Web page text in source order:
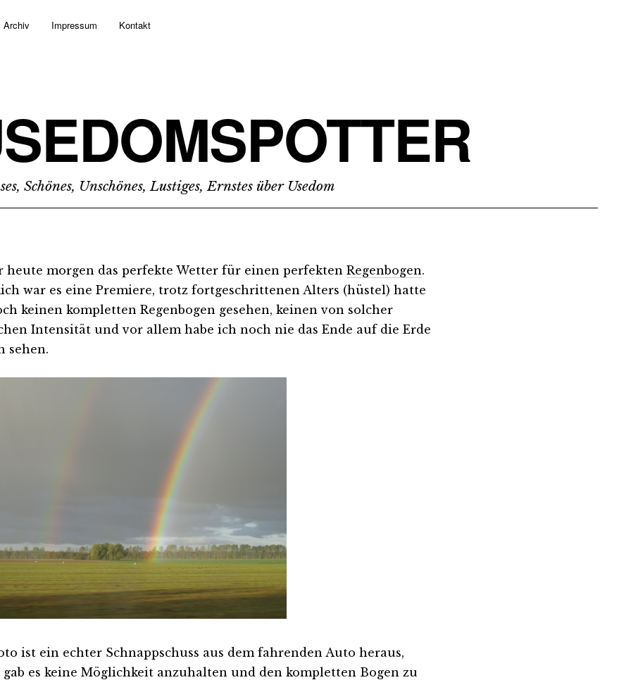
Archiv Impressum Kontakt
Schönes, Unschönes, Lustiges, Ernstes über Usedom
heute morgen das perfekte Wetter für einen perfekten Regenbogen.
war es eine Premiere, trotz fortgeschrittenen Alters (hüstel) hatte
keinen kompletten Regenbogen gesehen, keinen von solcher
Intensität und vor allem habe ich noch nie das Ende auf die Erde
sehen.
ist ein echter Schnappschuss aus dem fahrenden Auto heraus,
es keine Möglichkeit anzuhalten und den kompletten Bogen zu